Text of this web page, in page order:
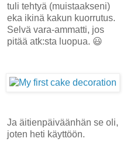
tuli tehtyä (muistaakseni)
eka ikinä kakun kuorrutus.
Selvä vara-ammatti, jos
pitää atk:sta luopua. 😃
Ja äitienpäiväänhän se oli,
joten heti käyttöön.